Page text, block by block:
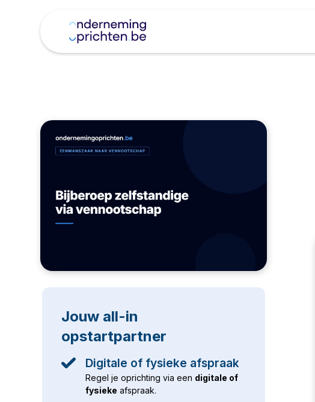
Jouw all-in
opstartpartner
Digitale of fysieke afspraak
Regel je oprichting via een digitale of
fysieke afspraak.